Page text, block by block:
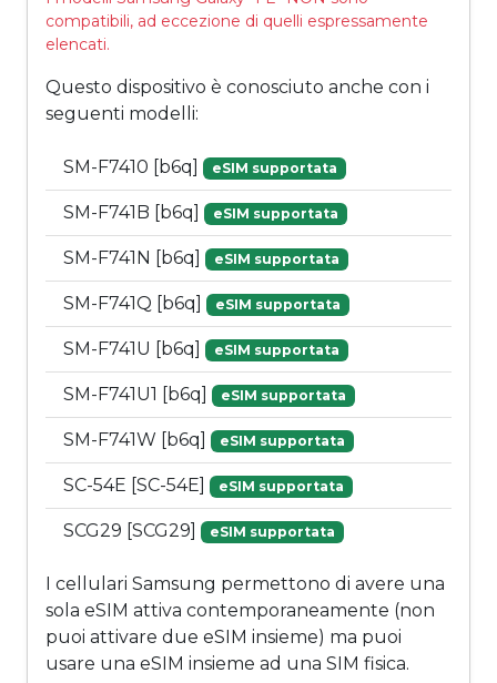
compatibili, ad eccezione di quelli espressamente
elencati.
Questo dispositivo è conosciuto anche con i
seguenti modelli:
SM-F7410 [b6q] eSIM supportata
SM-F741B [b6q] eSIM supportata
SM-F741N [b6q] eSIM supportata
SM-F741Q [b6q] eSIM supportata
SM-F741U [b6q] eSIM supportata
SM-F741U1 [b6q] eSIM supportata
SM-F741W [b6q] eSIM supportata
SC-54E [SC-54E] eSIM supportata
SCG29 [SCG29] eSIM supportata
I cellulari Samsung permettono di avere una
sola eSIM attiva contemporaneamente (non
puoi attivare due eSIM insieme) ma puoi
usare una eSIM insieme ad una SIM fisica.